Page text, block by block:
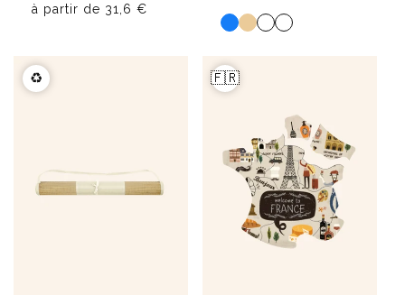
à partir de 31,6 €
♻️ 🇫🇷